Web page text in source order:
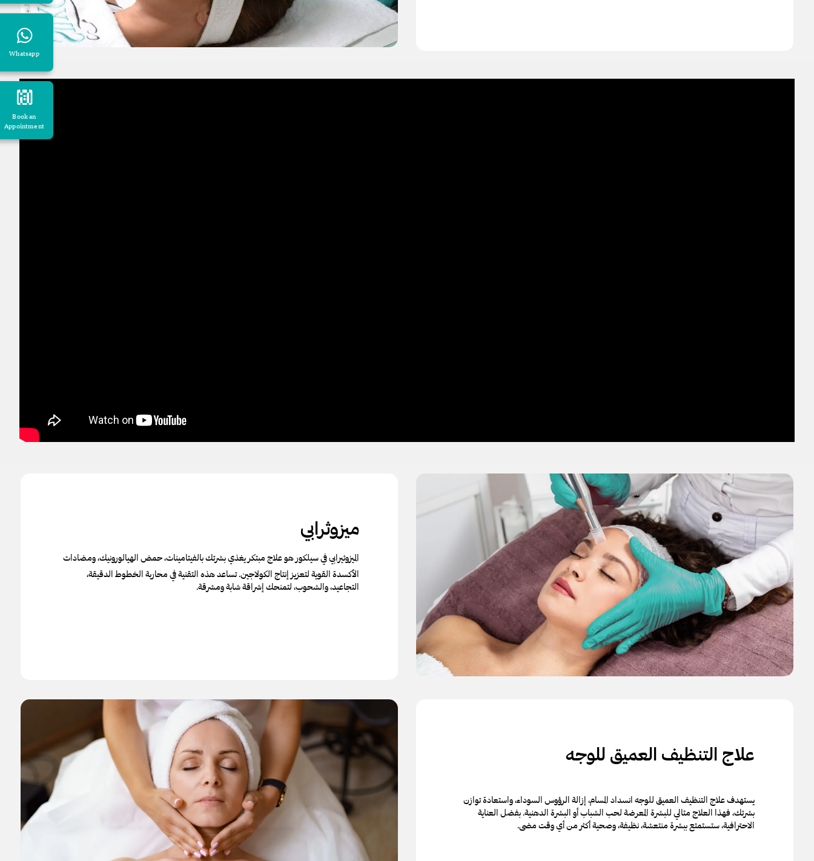
Whatsapp
Book an
Appointment
ميزوثرابي
الميزوثيرابي في سيلكور هو علاج مبتكر يغذي بشرتك بالفيتامينات، حمض الهيالورونيك، ومضادات
الأكسدة القوية لتعزيز إنتاج الكولاجين. تساعد هذه التقنية في محاربة الخطوط الدقيقة،
التجاعيد، والشحوب، لتمنحك إشراقة شابة ومشرقة.
علاج التنظيف العميق للوجه
يستهدف علاج التنظيف العميق للوجه انسداد المسام، إزالة الرؤوس السوداء، واستعادة توازن
بشرتك، فهذا العلاج مثالي للبشرة المعرضة لحب الشباب أو البشرة الدهنية. بفضل العناية
الاحترافية، ستستمتع ببشرة منتعشة، نظيفة، وصحية أكثر من أي وقت مضى.